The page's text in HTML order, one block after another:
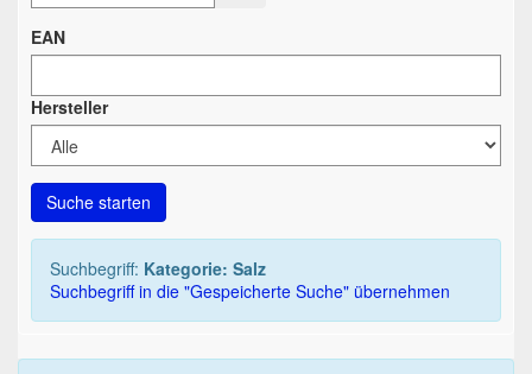
EAN
Hersteller
Suche starten
Suchbegriff: Kategorie: Salz
Suchbegriff in die "Gespeicherte Suche" übernehmen